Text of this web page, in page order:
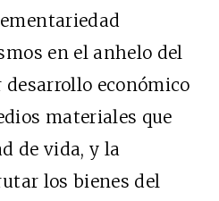
en el anhelo del
económico
materiales que
de vida, y la
los bienes del